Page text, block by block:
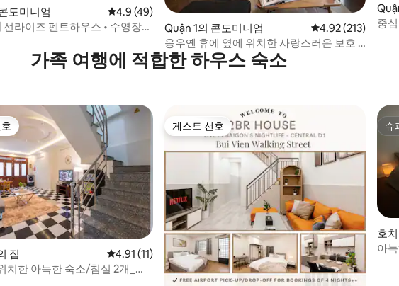
198개
도미니엄 평점 4.9점(5점 만점), 후기 49개
4.9 (49)
선라이즈 펜트하우스 • 수영장
Quận 1의 콘도미니엄 평점 4.92점(5점
4.92 (213)
응우옌 휴에 옆에 위치한 사랑스러운 보호 1
베드룸 by Circadian
중
가족 여행에 적합한 하우스 숙소
30개
집 평점 4.91점(5점 만점), 후기 11개
4.91 (11)
치한 아늑한 숙소/침실 2개_부
게스트 선호
게스트 선호 슈
슈
호
아